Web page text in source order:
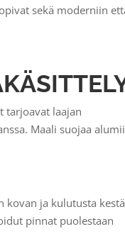
sekä moderniin
tarjoavat laajan
Maali suojaa
kovan ja kulutusta
pinnat puolestaan